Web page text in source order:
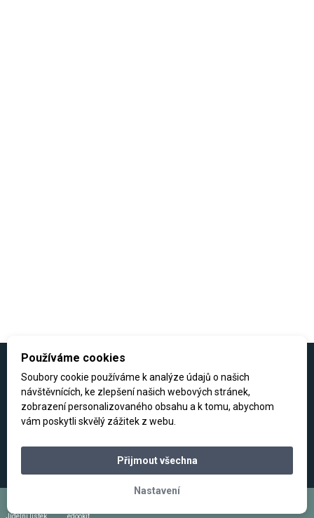
Jídelní lístek edookit
Informace
Organizace školního roku
Přijímací řízení
Studentské projekty
Kontakt
Používáme cookies
Soubory cookie používáme k analýze údajů o našich
návštěvnících, ke zlepšení našich webových stránek,
zobrazení personalizovaného obsahu a k tomu, abychom
vám poskytli skvělý zážitek z webu.
Přijmout všechna
Nastavení